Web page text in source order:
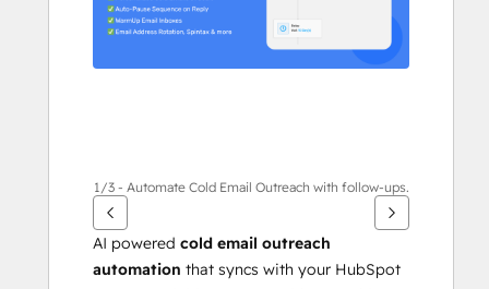
1/3 - Automate Cold Email Outreach with follow-ups.
AI powered cold email outreach
automation that syncs with your HubSpot